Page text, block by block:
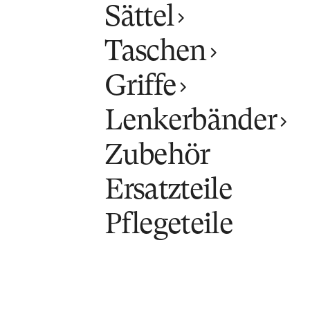
Sättel
Taschen
Griffe
Lenkerbänder
Zubehör
Ersatzteile
Pflegeteile